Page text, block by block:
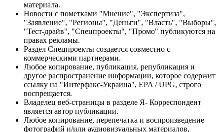
материала.
Новости с пометками "Мнение", "Экспертиза",
"Заявление", "Регионы", "Деньги", "Власть", "Выборы",
"Тест-драйв", "Спецпроекты", "Промо" публикуются на
правах рекламы.
Раздел Спецпроекты создается совместно с
коммерческими партнерами.
Любое копирование, публикация, републикация и
другое распространение информации, которое содержит
ссылку на "Интерфакс-Украина", EPA / UPG, строго
воспрещается.
Владелец веб-страницы в разделе Я- Корреспондент
является автор публикации.
Любое копирование, перепечатка и воспроизведение
фотографий и/или аудиовизуальных материалов,